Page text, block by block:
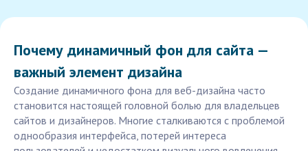
Почему динамичный фон для сайта —
важный элемент дизайна
Создание динамичного фона для веб-дизайна часто
становится настоящей головной болью для владельцев
сайтов и дизайнеров. Многие сталкиваются с проблемой
однообразия интерфейса, потерей интереса